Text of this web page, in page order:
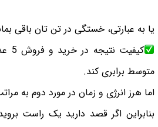
یا به عبارتی، خستگی در تن تان باقی
متوسط برابری کند.
اما هرز انرژی و زمان در مورد دوم به
بنابراین اگر قصد دارید یک راست